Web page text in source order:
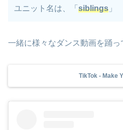
ユニット名は、「 siblings 」
一緒に様々なダンス動画を踊っ
TikTok - Make